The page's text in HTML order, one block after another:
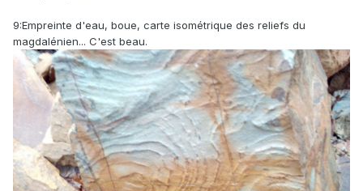
9:Empreinte d'eau, boue, carte isométrique des reliefs du
magdalénien... C'est beau.